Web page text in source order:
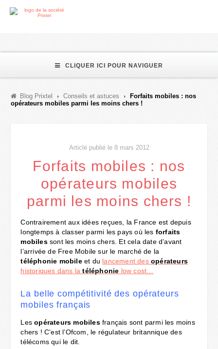
CLIQUER ICI POUR NAVIGUER
Blog Prixtel Conseils et astuces
Forfaits mobiles : nos
opérateurs mobiles parmi les moins chers !
Articlé publié le 8 mars 2012
Forfaits mobiles : nos
opérateurs mobiles
parmi les moins chers !
Contrairement aux idées reçues, la France est depuis
longtemps à classer parmi les pays où les forfaits
mobilessont les moins chers. Et cela date d’avant
l’arrivée de Free Mobile sur le marché de la
téléphonie mobileet du lancement desopérateurs
historiques dans latéléphonie low cost…
La belle compétitivité des opérateurs
mobiles français
Lesopérateurs mobilesfrançais sont parmi les moins
chers ! C’est l’Ofcom, le régulateur britannique des
télécoms qui le dit.